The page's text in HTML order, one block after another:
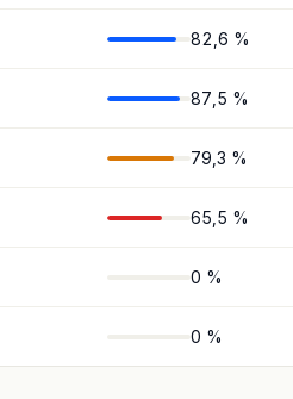
82,6 %
87,5 %
79,3 %
65,5 %
0 %
0 %